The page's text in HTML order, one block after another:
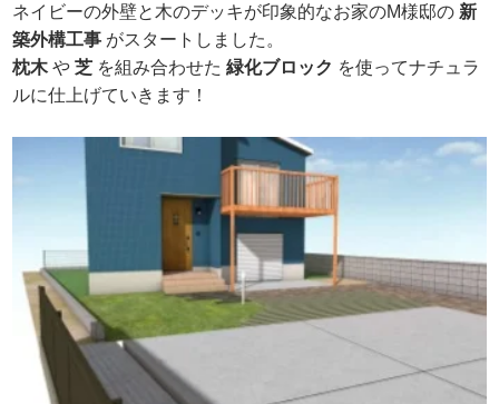
ネイビーの外壁と木のデッキが印象的なお家のM様邸の 新
築外構工事 がスタートしました。
枕木や芝 を組み合わせた緑化ブロック を使ってナチュラ
ルに仕上げていきます！